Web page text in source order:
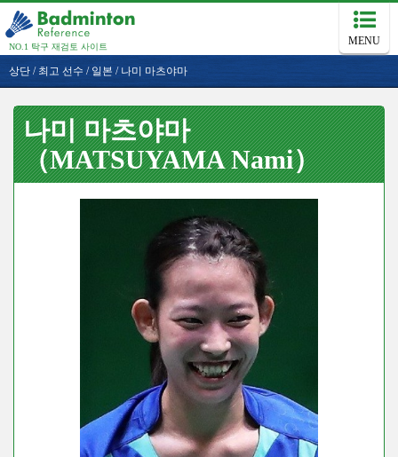
NO.1 탁구 재검토 사이트 MENU
상단 / 최고 선수 / 일본 / 나미 마츠야마
나미 마츠야마
（MATSUYAMA Nami）